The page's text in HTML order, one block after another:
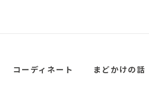
コーディネート まどかけの話